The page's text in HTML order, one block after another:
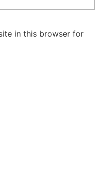
in this browser for